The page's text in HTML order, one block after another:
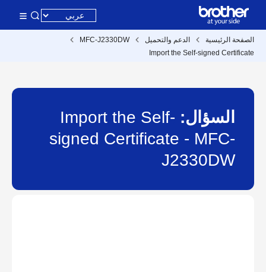
الصفحة الرئيسية الدعم والتحميل
MFC-J2330DW
Import the Self-signed Certificate
السؤال:
Import the Self-
signed Certificate - MFC-
J2330DW